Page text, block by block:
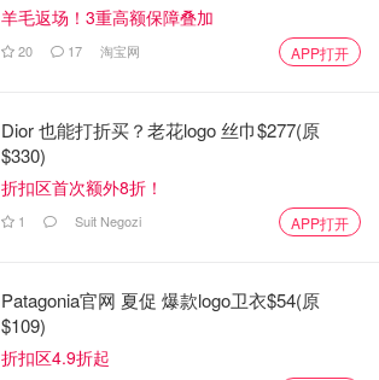
羊毛返场！3重高额保障叠加
20 17 淘宝网 APP打开
Dior 也能打折买？老花logo 丝巾$277(原
$330)
折扣区首次额外8折！
1 Suit Negozi APP打开
Patagonia官网 夏促 爆款logo卫衣$54(原
$109)
折扣区4.9折起